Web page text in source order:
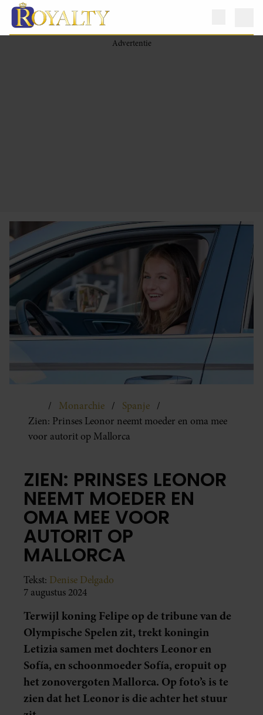
Monarchie
Spanje
Zien: Prinses Leonor neemt moeder en oma mee
voor autorit op Mallorca
ZIEN: PRINSES LEONOR
NEEMT MOEDER EN
OMA MEE VOOR
AUTORIT OP
MALLORCA
Tekst: Denise Delgado
7 augustus 2024
Terwijl koning Felipe op de tribune van de
Olympische Spelen zit, trekt koningin
Letizia samen met dochters Leonor en
Sofía, en schoonmoeder Sofía, eropuit op
het zonovergoten Mallorca. Op foto’s is te
zien dat het Leonor is die achter het stuur